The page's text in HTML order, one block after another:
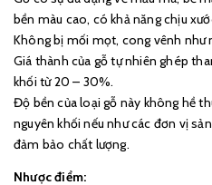
bền màu cao, có khả năng chịu
Không bị mối mọt, cong vênh như
Giá thành của gỗ tự nhiên ghép
khối từ 20 – 30%.
Độ bền của loại gỗ này không hề
nguyên khối nếu như các đơn vị
đảm bảo chất lượng.
Nhược điểm: